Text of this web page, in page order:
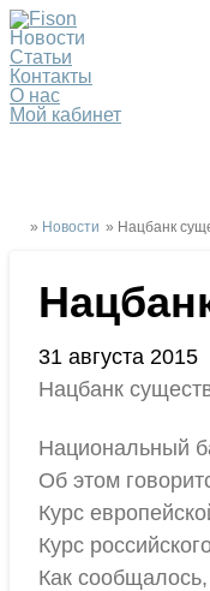
Новости
Статьи
Контакты
О нас
Мой кабинет
» Новости » Нацбанк
31 августа 2015
Нацбанк
Национальный
Об этом
Курс
Курс
Как